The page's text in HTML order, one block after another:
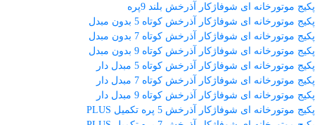
پکیج موتورخانه ای شوفاژکار آذرخش بلند 9پره
پکیج موتورخانه ای شوفاژکار آذرخش کوتاه 5 بدون مبدل
پکیج موتورخانه ای شوفاژکار آذرخش کوتاه 7 بدون مبدل
پکیج موتورخانه ای شوفاژکار آذرخش کوتاه 9 بدون مبدل
پکیج موتورخانه ای شوفاژکار آذرخش کوتاه 5 مبدل دار
پکیج موتورخانه ای شوفاژکار آذرخش کوتاه 7 مبدل دار
پکیج موتورخانه ای شوفاژکار آذرخش کوتاه 9 مبدل دار
پکیج موتورخانه ای شوفاژکار آذرخش 5 پره تکمیل PLUS